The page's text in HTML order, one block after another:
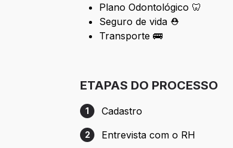
Plano Odontológico 🦷
Seguro de vida ⛑️
Transporte 🚌
ETAPAS DO PROCESSO
Etapa 1: Cadastro
1 Cadastro
Etapa 2: Entrevista com o RH
2 Entrevista com o RH